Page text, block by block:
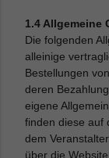
1.4 Allgemeine
Die folgenden
alleinige
Bestellungen
deren
eigene
finden diese auf
dem
über die